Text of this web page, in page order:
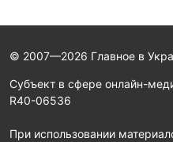
© 2007—2026 Главное в
Субъект в сфере онлайн-
R40-06536
При использовании